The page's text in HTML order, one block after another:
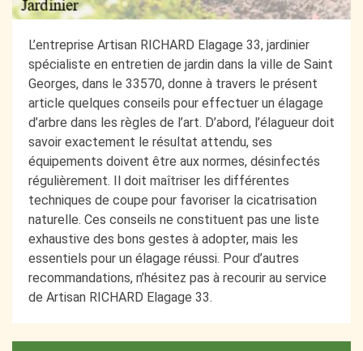
L’entreprise Artisan RICHARD Elagage 33, jardinier
spécialiste en entretien de jardin dans la ville de Saint
Georges, dans le 33570, donne à travers le présent
article quelques conseils pour effectuer un élagage
d’arbre dans les règles de l’art. D’abord, l’élagueur doit
savoir exactement le résultat attendu, ses
équipements doivent être aux normes, désinfectés
régulièrement. Il doit maîtriser les différentes
techniques de coupe pour favoriser la cicatrisation
naturelle. Ces conseils ne constituent pas une liste
exhaustive des bons gestes à adopter, mais les
essentiels pour un élagage réussi. Pour d’autres
recommandations, n’hésitez pas à recourir au service
de Artisan RICHARD Elagage 33.